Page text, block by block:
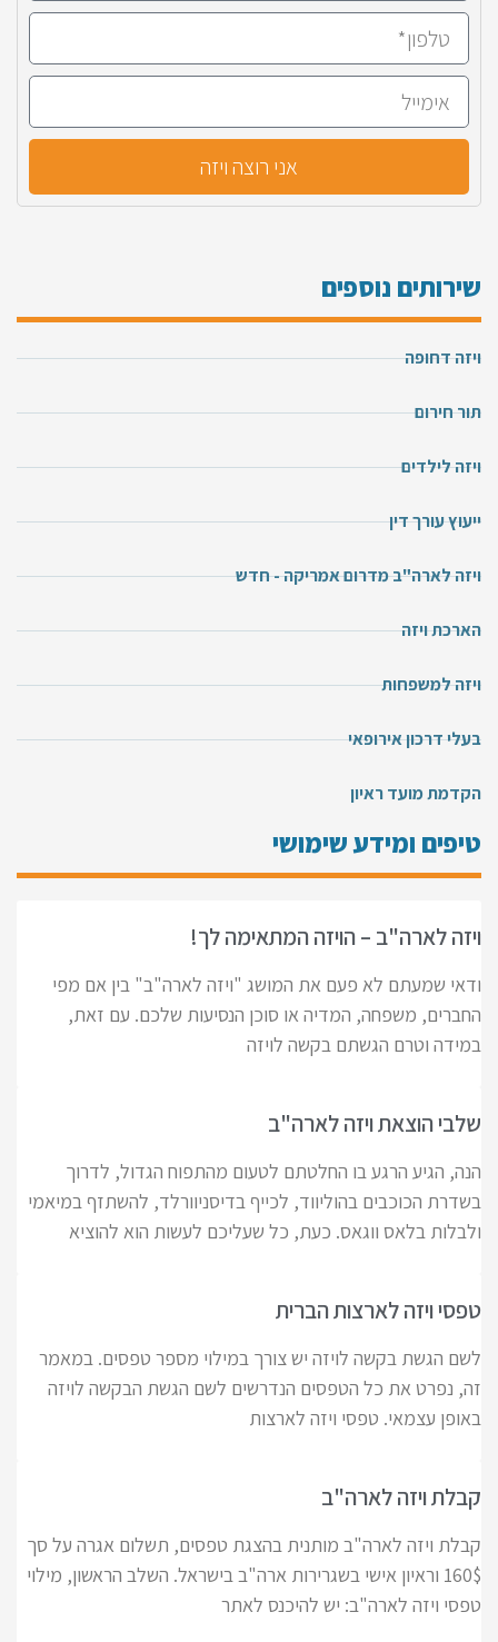
אני רוצה ויזה
שירותים נוספים
ויזה דחופה
תור חירום
ויזה לילדים
ייעוץ עורך דין
ויזה לארה"ב מדרום אמריקה - חדש
הארכת ויזה
ויזה למשפחות
בעלי דרכון אירופאי
הקדמת מועד ראיון
טיפים ומידע שימושי
ויזה לארה"ב – הויזה המתאימה לך!
ודאי שמעתם לא פעם את המושג "ויזה לארה"ב" בין אם מפי
החברים, משפחה, המדיה או סוכן הנסיעות שלכם. עם זאת,
במידה וטרם הגשתם בקשה לויזה
שלבי הוצאת ויזה לארה"ב
הנה, הגיע הרגע בו החלטתם לטעום מהתפוח הגדול, לדרוך
בשדרת הכוכבים בהוליווד, לכייף בדיסניוורלד, להשתזף במיאמי
ולבלות בלאס ווגאס. כעת, כל שעליכם לעשות הוא להוציא
טפסי ויזה לארצות הברית
לשם הגשת בקשה לויזה יש צורך במילוי מספר טפסים. במאמר
זה, נפרט את כל הטפסים הנדרשים לשם הגשת הבקשה לויזה
באופן עצמאי. טפסי ויזה לארצות
קבלת ויזה לארה"ב
קבלת ויזה לארה"ב מותנית בהצגת טפסים, תשלום אגרה על סך
160$ וראיון אישי בשגרירות ארה"ב בישראל. השלב הראשון, מילוי
טפסי ויזה לארה"ב: יש להיכנס לאתר